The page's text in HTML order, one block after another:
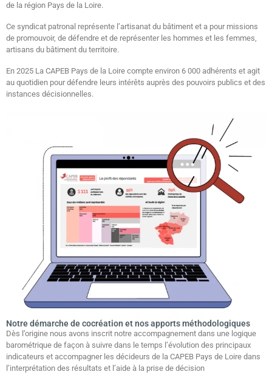
de la région Pays de la Loire.
Ce syndicat patronal représente l’artisanat du bâtiment et a pour missions
de promouvoir, de défendre et de représenter les hommes et les femmes,
artisans du bâtiment du territoire.
En 2025 La CAPEB Pays de la Loire compte environ 6 000 adhérents et agit
au quotidien pour défendre leurs intérêts auprès des pouvoirs publics et des
instances décisionnelles.
Notre démarche de cocréation et nos apports méthodologiques
Dès l’origine nous avons inscrit notre accompagnement dans une logique
barométrique de façon à suivre dans le temps l’évolution des principaux
indicateurs et accompagner les décideurs de la CAPEB Pays de Loire dans
l’interprétation des résultats et l’aide à la prise de décision